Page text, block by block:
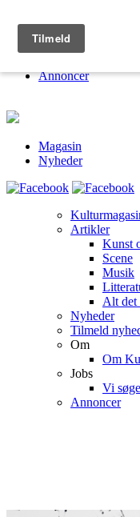
Om
Annoncer
Magasin
Nyheder
Artikler
Kunst
Scene
Musik
Alt det
Nyheder
Tilmeld
Om
Om
Jobs
Vi
Annoncer